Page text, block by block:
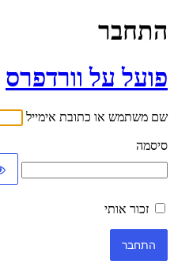
התחבר
פועל על וורדפרס
שם משתמש או כתובת אימייל
סיסמה
זכור אותי